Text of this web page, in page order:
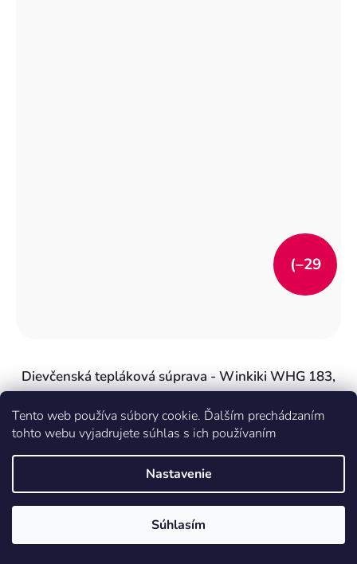
Tento web používa súbory cookie. Ďalším prechádzaním
tohto webu vyjadrujete súhlas s ich používaním
Nastavenie
Súhlasím
Dievčenská tepláková súprava - Winkiki WHG 183,
mentolová
€16,99
€23,99
(–29